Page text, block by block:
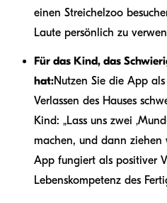
einen Streichelzoo
Laute persönlich zu
Für das Kind, das
hat:Nutzen Sie die App als
Verlassen des Hauses
Kind: „Lass uns zwei
machen, und dann ziehen
App fungiert als positiver
Lebenskompetenz des